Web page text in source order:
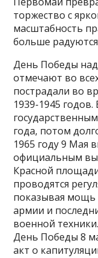
торжество с
масштабность
больше
День Победы
отмечают во
пострадали во
1939-1945
года, потом
1965 году 9 Мая
официальным
Красной
проводятся
показывая мощь
армии и
военной
День Победы 8
акт о